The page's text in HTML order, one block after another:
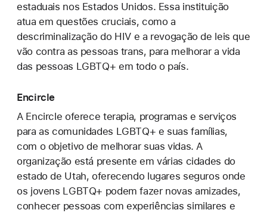
estaduais nos Estados Unidos. Essa instituição
atua em questões cruciais, como a
descriminalização do HIV e a revogação de leis que
vão contra as pessoas trans, para melhorar a vida
das pessoas LGBTQ+ em todo o país.
Encircle
A Encircle oferece terapia, programas e serviços
para as comunidades LGBTQ+ e suas famílias,
com o objetivo de melhorar suas vidas. A
organização está presente em várias cidades do
estado de Utah, oferecendo lugares seguros onde
os jovens LGBTQ+ podem fazer novas amizades,
conhecer pessoas com experiências similares e